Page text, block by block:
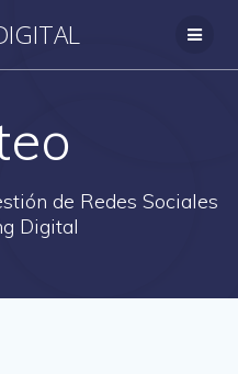
de Redes Sociales
Digital